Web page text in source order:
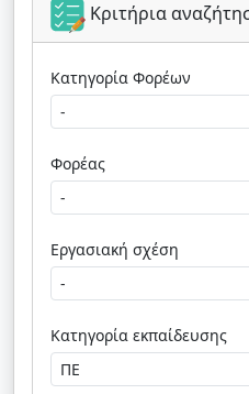
Κριτήρια
Κατηγορία Φορέων
Φορέας
Εργασιακή σχέση
Κατηγορία εκπαίδευσης